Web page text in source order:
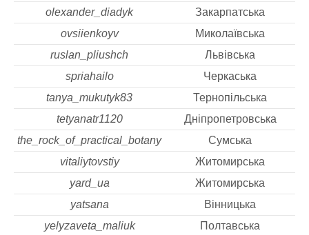
olexander_diadyk
Закарпатська
ovsiienkoyv
Миколаївська
ruslan_pliushch
Львівська
spriahailo
Черкаська
tanya_mukutyk83
Тернопільська
tetyanatr1120
Дніпропетровська
the_rock_of_practical_botany
Сумська
vitaliytovstiy
Житомирська
yard_ua
Житомирська
yatsana
Вінницька
yelyzaveta_maliuk
Полтавська